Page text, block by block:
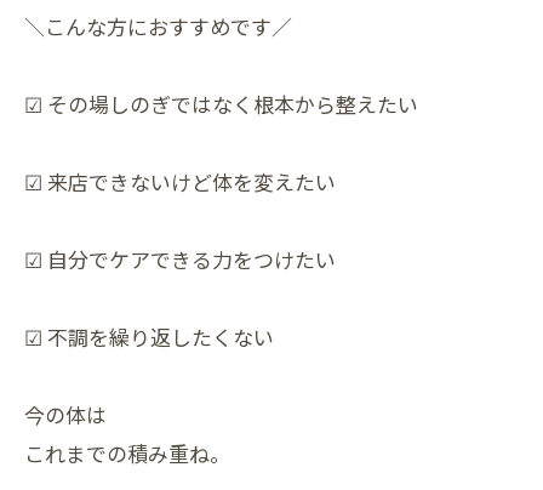
＼こんな方におすすめです／
☑ その場しのぎではなく根本から整えたい
☑ 来店できないけど体を変えたい
☑ 自分でケアできる力をつけたい
☑ 不調を繰り返したくない
今の体は
これまでの積み重ね。